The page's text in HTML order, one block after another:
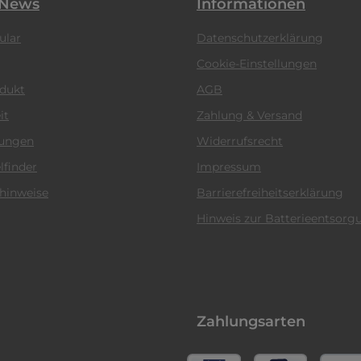
Informationen
Datenschutzerklärung
Cookie-Einstellungen
AGB
Zahlung & Versand
Widerrufsrecht
Impressum
Barrierefreiheitserklärung
Hinweis zur
Zahlungsarten